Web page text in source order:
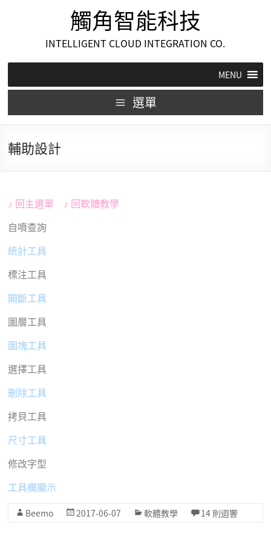
觸角智能科技
INTELLIGENT CLOUD INTEGRATION CO.
MENU
選單
輔助設計
♪ 回主選單 ♪ 回軟體教學
自噴查詢
統計工具
標注工具
開斷工具
圖層工具
圖塊工具
選擇工具
刪除工具
拷貝工具
尺寸工具
修改字型
工具欄顯示
Beemo 2017-06-07 軟體教學 14 則迴響